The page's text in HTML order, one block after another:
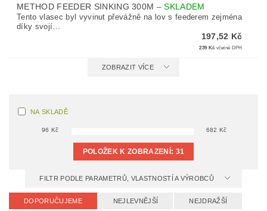
METHOD FEEDER SINKING 300M –SKLADEM
Tento vlasec byl vyvinut převážně na lov s feederem zejména
díky svojí...
197,52 Kč
239 Kč včetně DPH
ZOBRAZIT VÍCE
NA SKLADĚ
96 Kč 682 Kč
POLOŽEK K ZOBRAZENÍ: 31
FILTR PODLE PARAMETRŮ, VLASTNOSTÍ A VÝROBCŮ
DOPORUČUJEME NEJLEVNĚJŠÍ NEJDRAŽŠÍ